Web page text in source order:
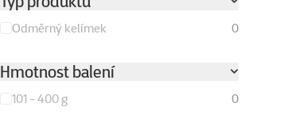
Odměrný kelímek 0
Hmotnost balení
101 - 400 g 0